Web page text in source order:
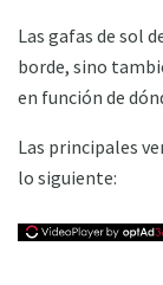
Las gafas de sol
borde, sino
en función de
Las principales
lo siguiente: